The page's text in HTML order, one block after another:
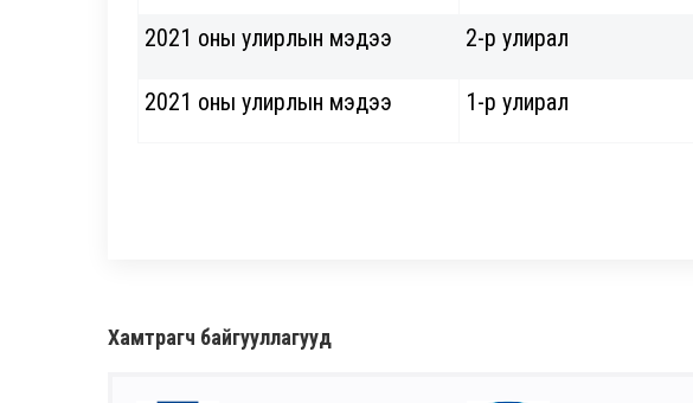
2021 оны улирлын мэдээ 2-р улирал
2021 оны улирлын мэдээ 1-р улирал
Хамтрагч байгууллагууд